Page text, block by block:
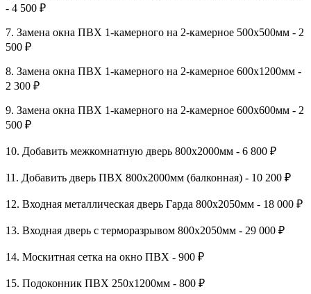
- 4 500 ₽
7. Замена окна ПВХ 1-камерного на 2-камерное 500х500мм - 2
500 ₽
8. Замена окна ПВХ 1-камерного на 2-камерное 600х1200мм -
2 300 ₽
9. Замена окна ПВХ 1-камерного на 2-камерное 600х600мм - 2
500 ₽
10. Добавить межкомнатную дверь 800х2000мм - 6 800 ₽
11. Добавить дверь ПВХ 800х2000мм (балконная) - 10 200 ₽
12. Входная металлическая дверь Гарда 800х2050мм - 18 000 ₽
13. Входная дверь с терморазрывом 800х2050мм - 29 000 ₽
14. Москитная сетка на окно ПВХ - 900 ₽
15. Подоконник ПВХ 250х1200мм - 800 ₽